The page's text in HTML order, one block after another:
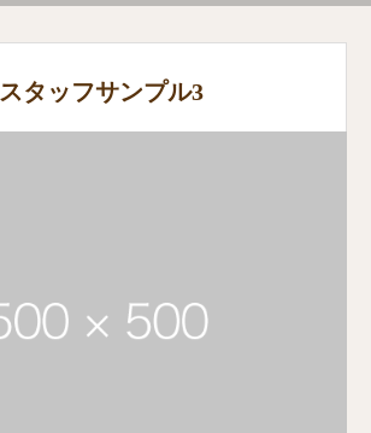
スタッフサンプル3